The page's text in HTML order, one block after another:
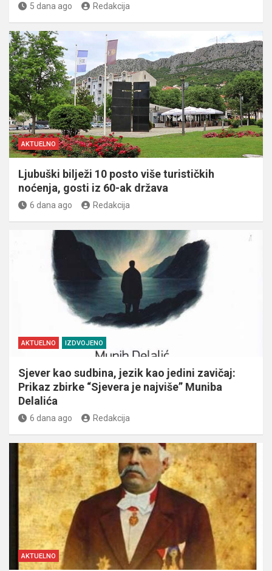
5 dana ago Redakcija
AKTUELNO
Ljubuški bilježi 10 posto više turističkih
noćenja, gosti iz 60-ak država
6 dana ago Redakcija
AKTUELNO IZDVOJENO
Sjever kao sudbina, jezik kao jedini zavičaj:
Prikaz zbirke “Sjevera je najviše” Muniba
Delalića
6 dana ago Redakcija
AKTUELNO